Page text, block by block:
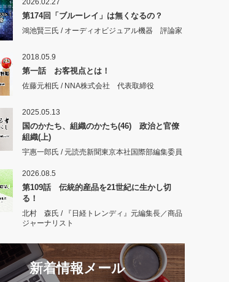
2026.02.27
第174回「ブルーレイ」は無くなるの？
鴻池賢三氏 / オーディオビジュアル機器 評論家
2018.05.9
第一話 お客視点とは！
佐藤元相氏 / NNA株式会社 代表取締役
2025.05.13
国のかたち、組織のかたち(46) 政治と官僚
組織(上)
宇惠一郎氏 / 元読売新聞東京本社国際部編集委員
2026.08.5
第109話 伝統的産品を21世紀に生かし切
る！
北村 森氏 / 『日経トレンディ』元編集長／商品
ジャーナリスト
新着情報メール